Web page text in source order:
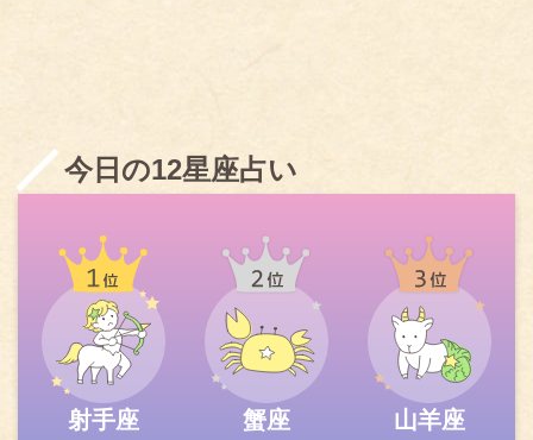
今日の12星座占い
射手座 蟹座 山羊座